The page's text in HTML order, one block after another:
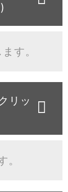
す。
リッ
。